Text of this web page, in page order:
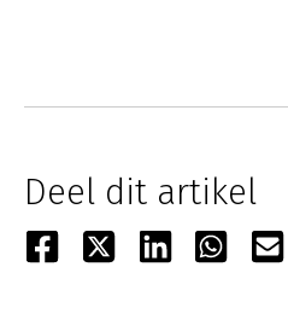
Deel dit artikel